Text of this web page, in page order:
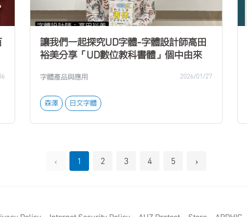
讓我們一起探究UD字體-字體設計師高田
裕美分享「UD數位教科書體」個中由來
字體產品與應用 2026/01/27
森澤 日文字體
‹ 1 2 3 4 5 ›